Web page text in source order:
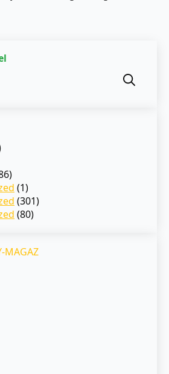
(1)
(301)
(80)